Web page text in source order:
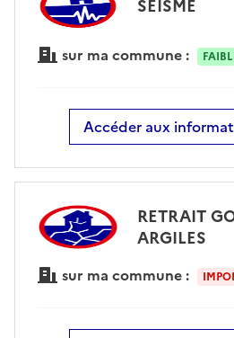
SÉISME
sur ma commune :
Accéder aux
RETRAIT
ARGILES
sur ma commune :